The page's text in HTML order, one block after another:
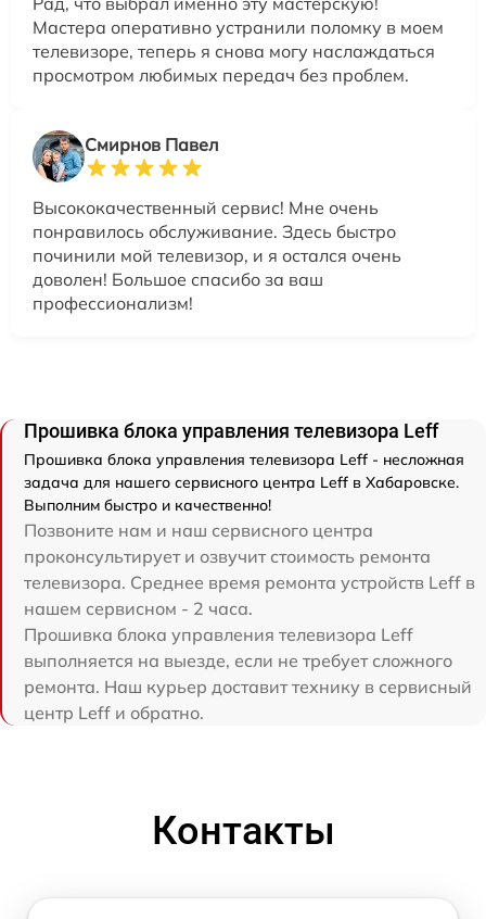
Мастера оперативно устранили поломку в моем
телевизоре, теперь я снова могу наслаждаться
просмотром любимых передач без проблем.
Смирнов Павел
Высококачественный сервис! Мне очень
понравилось обслуживание. Здесь быстро
починили мой телевизор, и я остался очень
доволен! Большое спасибо за ваш
профессионализм!
Прошивка блока управления телевизора Leff
Прошивка блока управления телевизора Leff - несложная
задача для нашего сервисного центра Leff в Хабаровске.
Выполним быстро и качественно!
Позвоните нам и наш сервисного центра
проконсультирует и озвучит стоимость ремонта
телевизора. Среднее время ремонта устройств Leff в
нашем сервисном - 2 часа.
Прошивка блока управления телевизора Leff
выполняется на выезде, если не требует сложного
ремонта. Наш курьер доставит технику в сервисный
центр Leff и обратно.
Контакты